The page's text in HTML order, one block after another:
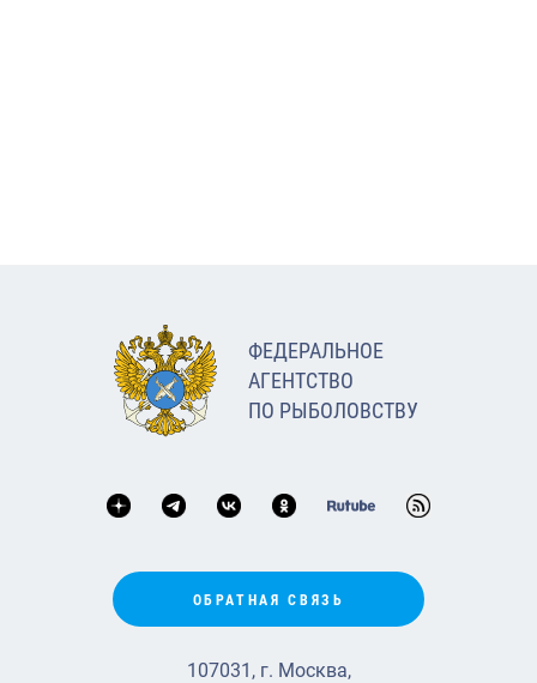
ФЕДЕРАЛЬНОЕ
АГЕНТСТВО
ПО РЫБОЛОВСТВУ
ОБРАТНАЯ СВЯЗЬ
107031, г. Москва,